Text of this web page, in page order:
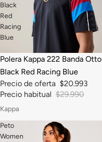
Black
Red
Racing
Blue
-30%
Polera Kappa 222 Banda Otto
Black Red Racing Blue
Precio de oferta $20.993
Precio habitual $29.990
Kappa
Peto
Women